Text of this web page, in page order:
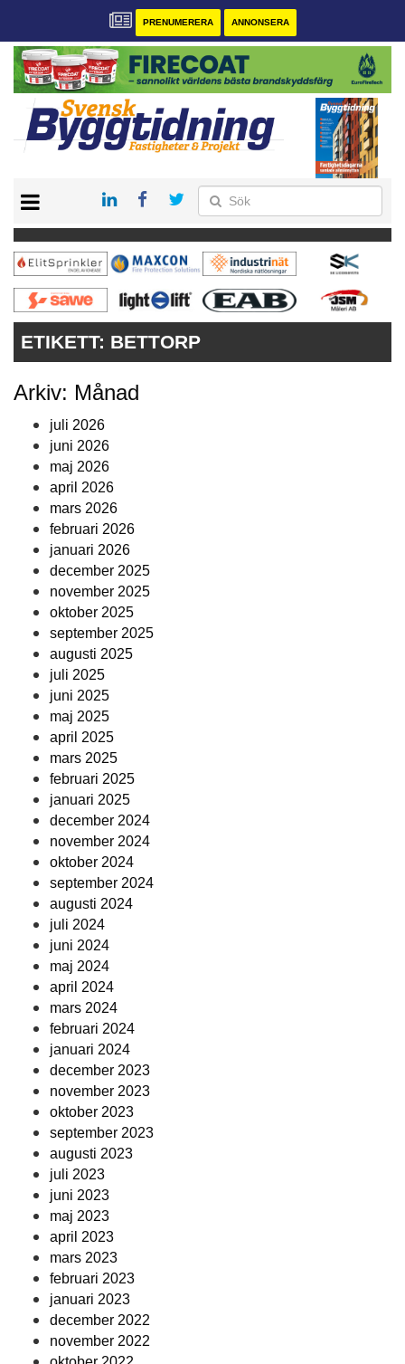
PRENUMERERA ANNONSERA
PRENUMERERA
VÅRA ANDRA MAGASIN
ANNONSERA
KONTAKT
ETIKETT: BETTORP
Arkiv: Månad
juli 2026
juni 2026
maj 2026
april 2026
mars 2026
februari 2026
januari 2026
december 2025
november 2025
oktober 2025
september 2025
augusti 2025
juli 2025
juni 2025
maj 2025
april 2025
mars 2025
februari 2025
januari 2025
december 2024
november 2024
oktober 2024
september 2024
augusti 2024
juli 2024
juni 2024
maj 2024
april 2024
mars 2024
februari 2024
januari 2024
december 2023
november 2023
oktober 2023
september 2023
augusti 2023
juli 2023
juni 2023
maj 2023
april 2023
mars 2023
februari 2023
januari 2023
december 2022
november 2022